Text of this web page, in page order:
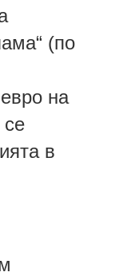
(по
на
в